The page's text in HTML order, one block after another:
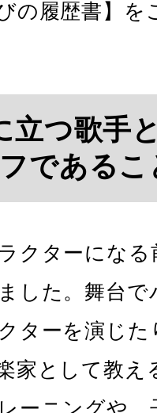
の履歴書】を
立つ歌手
である
クターにな
した。舞台
ターを演じ
家として教
ーニングや